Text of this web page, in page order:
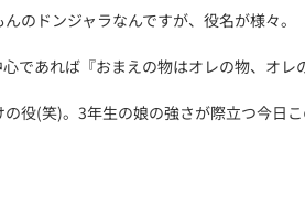
のドンジャラなんですが、役名が様々。
心であれば『おまえの物はオレの物、オレ
役(笑)。3年生の娘の強さが際立つ今日